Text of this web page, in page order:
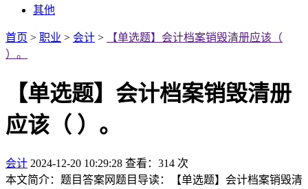
其他
首页 > 职业 > 会计 >
【单选题】会计档案销毁清册应该（
）。
【单选题】会计档案销毁清册
应该（ ）。
会计 2024-12-20 10:29:28 查看：314 次
本文简介：题目答案网题目导读：【单选题】会计档案销毁清